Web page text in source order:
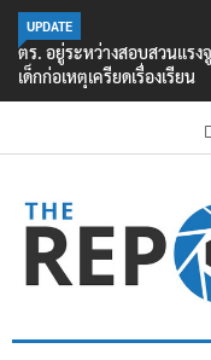
UPDATE
ตร. อยู่ระหว่างสอบสวนแรง
เด็กก่อเหตุเครียดเรื่องเรียน